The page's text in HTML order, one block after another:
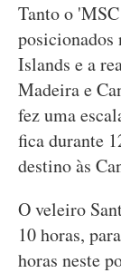
Tanto o
Islands e a
Madeira e
fez uma
fica durante
destino às
O veleiro
10 horas,
horas neste